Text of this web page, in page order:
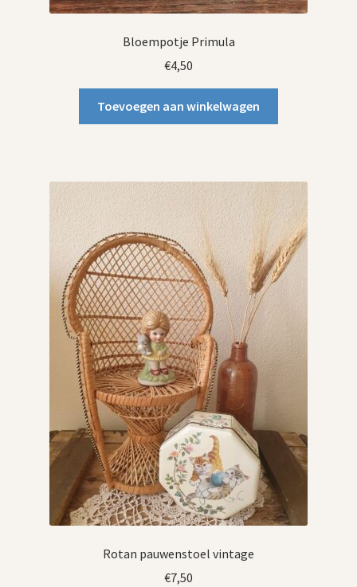
Bloempotje Primula
€4,50
Toevoegen aan winkelwagen
Rotan pauwenstoel vintage
€7,50